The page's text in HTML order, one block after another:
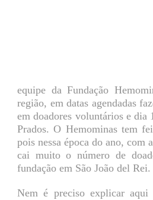
equipe da Fundação
região, em datas agendadas
em doadores voluntários e dia
Prados. O Hemominas tem
pois nessa época do ano, com
cai muito o número de
fundação em São João del Rei.
Nem é preciso explicar